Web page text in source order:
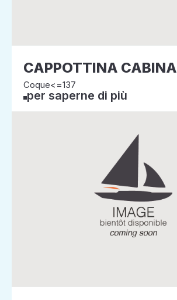
CAPPOTTINA CABINA
Coque<=137
per saperne di più